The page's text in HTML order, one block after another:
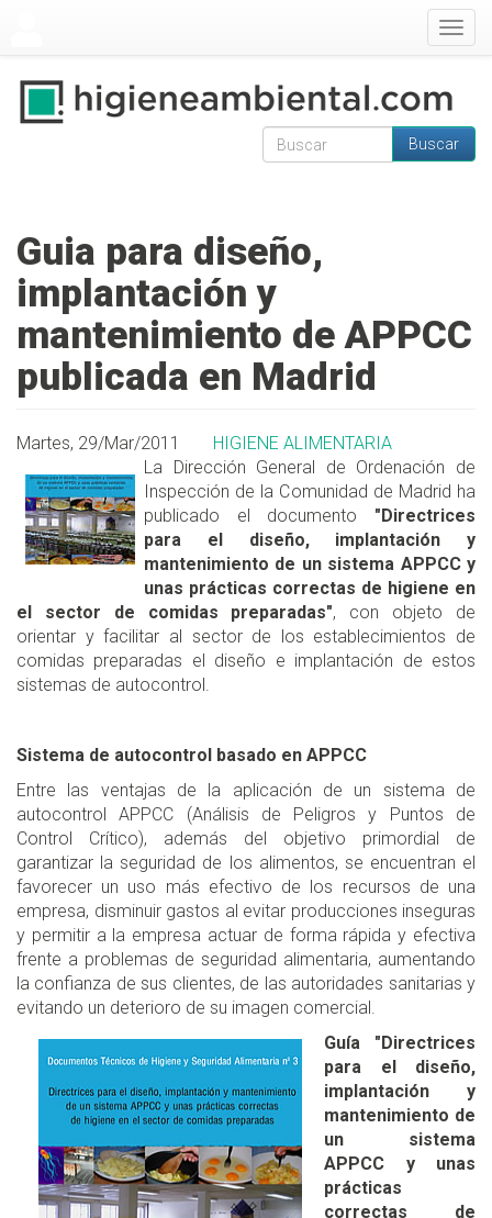
Formulario de
Buscar
Guia para diseño,
implantación y
mantenimiento de APPCC
publicada en Madrid
Martes, 29/Mar/2011
HIGIENE ALIMENTARIA
La Dirección General de Ordenación de
Inspección de la Comunidad de Madrid ha
publicado el documento "Directrices
para el diseño, implantación y
mantenimiento de un sistema APPCC y
unas prácticas correctas de higiene en
el sector de comidas preparadas", con objeto de
orientar y facilitar al sector de los establecimientos de
comidas preparadas el diseño e implantación de estos
sistemas de autocontrol.
Sistema de autocontrol basado en APPCC
Entre las ventajas de la aplicación de un sistema de
autocontrol APPCC (Análisis de Peligros y Puntos de
Control Crítico), además del objetivo primordial de
garantizar la seguridad de los alimentos, se encuentran el
favorecer un uso más efectivo de los recursos de una
empresa, disminuir gastos al evitar producciones inseguras
y permitir a la empresa actuar de forma rápida y efectiva
frente a problemas de seguridad alimentaria, aumentando
la confianza de sus clientes, de las autoridades sanitarias y
evitando un deterioro de su imagen comercial.
Guía
"Directrices
para el diseño,
implantación y
mantenimiento de
un sistema
APPCC y unas
prácticas
correctas de